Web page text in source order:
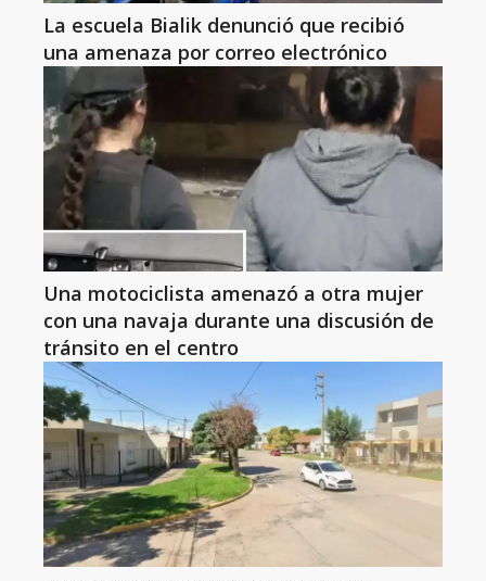
La escuela Bialik denunció que recibió
una amenaza por correo electrónico
Una motociclista amenazó a otra mujer
con una navaja durante una discusión de
tránsito en el centro